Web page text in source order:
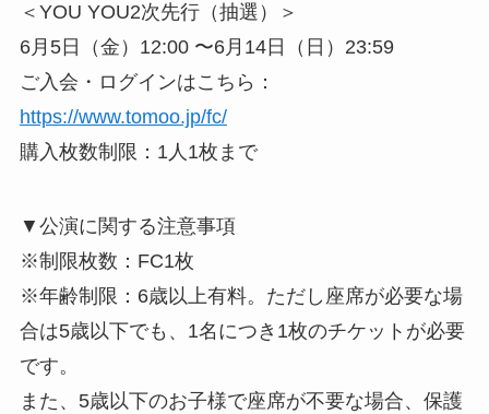
＜YOU YOU2次先行（抽選）＞
6月5日（金）12:00 〜6月14日（日）23:59
ご入会・ログインはこちら：
https://www.tomoo.jp/fc/
購入枚数制限：1人1枚まで
▼公演に関する注意事項
※制限枚数：FC1枚
※年齢制限：6歳以上有料。ただし座席が必要な場
合は5歳以下でも、1名につき1枚のチケットが必要
です。
また、5歳以下のお子様で座席が不要な場合、保護